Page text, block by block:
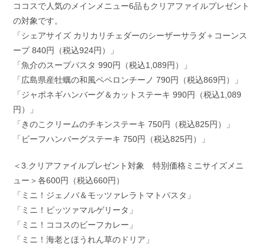
ココスで人気のメインメニュー6品もクリアファイルプレゼント
の対象です。
「シェアサイズ カリカリチェダーのシーザーサラダ＋コーンス
ープ 840円（税込924円）」
「魚介のスープパスタ 990円（税込1,089円）」
「広島県産牡蠣の和風ペペロンチーノ 790円（税込869円）」
「ジャポネギハンバーグ＆カットステーキ 990円（税込1,089
円）」
「きのこクリームのチキンステーキ 750円（税込825円）」
「ビーフハンバーグステーキ 750円（税込825円）」
＜3.クリアファイルプレゼント対象 特別価格ミニサイズメニ
ュー＞各600円（税込660円）
「ミニ！ジェノバ＆モッツァレラトマトパスタ」
「ミニ！ピッツァマルゲリータ」
「ミニ！ココスのビーフカレー」
「ミニ！海老とほうれん草のドリア」